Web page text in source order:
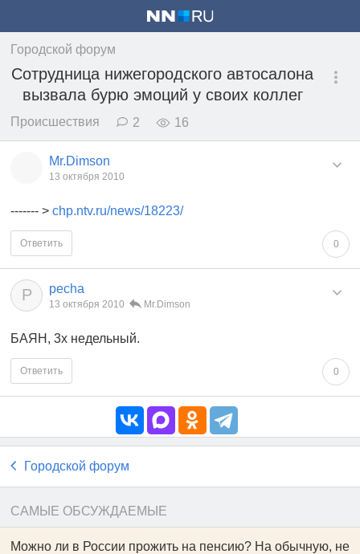
Городской форум
Сотрудница нижегородского автосалона
вызвала бурю эмоций у своих коллег
Происшествия 2 16
Mr.Dimson
13 октября 2010
------- > chp.ntv.ru/news/18223/
0
Ответить
P pecha
13 октября 2010 Mr.Dimson
БАЯН, 3х недельный.
0
Ответить
Городской форум
САМЫЕ ОБСУЖДАЕМЫЕ
Можно ли в России прожить на пенсию? На обычную, не